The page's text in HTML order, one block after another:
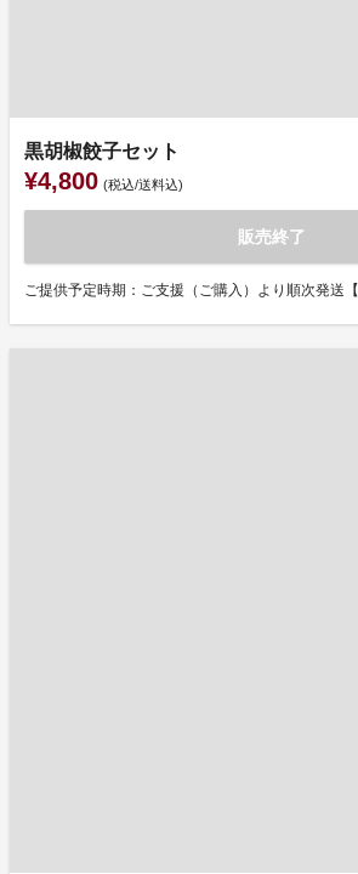
黒胡椒餃子セット
¥4,800 (税込/送料込)
販売終了
ご提供予定時期：ご支援（ご購入）より順次発送【